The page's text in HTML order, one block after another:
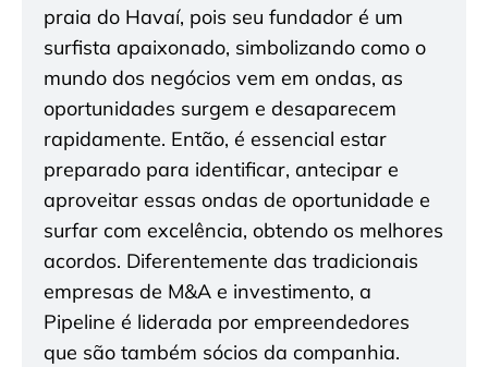
praia do Havaí, pois seu fundador é um
surfista apaixonado, simbolizando como o
mundo dos negócios vem em ondas, as
oportunidades surgem e desaparecem
rapidamente. Então, é essencial estar
preparado para identificar, antecipar e
aproveitar essas ondas de oportunidade e
surfar com excelência, obtendo os melhores
acordos. Diferentemente das tradicionais
empresas de M&A e investimento, a
Pipeline é liderada por empreendedores
que são também sócios da companhia.